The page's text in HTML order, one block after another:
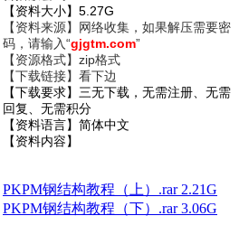
【资料大小】5.27G
【资料来源】网络收集，如果解压需要密
码，请输入“gjgtm.com”
【资源格式】zip格式
【下载链接】看下边
【下载要求】三无下载，无需注册、无需
回复、无需积分
【资料语言】简体中文
【资料内容】
PKPM钢结构教程（上）.rar 2.21G
PKPM钢结构教程（下）.rar 3.06G